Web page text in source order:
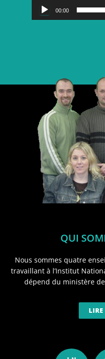
00:00
QUI
Nous sommes quatre
travaillant à l’Institut
dépend du ministère
LIRE